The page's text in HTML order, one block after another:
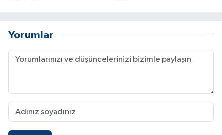
Yorumlar